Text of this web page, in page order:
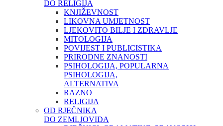
DO RELIGIJA
KNJIŽEVNOST
LIKOVNA UMJETNOST
LJEKOVITO BILJE I ZDRAVLJE
MITOLOGIJA
POVIJEST I PUBLICISTIKA
PRIRODNE ZNANOSTI
PSIHOLOGIJA, POPULARNA
PSIHOLOGIJA,
ALTERNATIVA
RAZNO
RELIGIJA
OD RJEČNIKA
DO ZEMLJOVIDA